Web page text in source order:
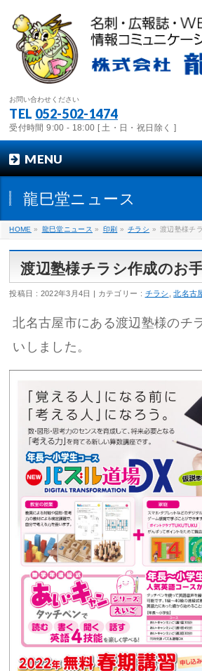
お問い合わせください
TEL 052-502-1474
受付時間 9:00 - 18:00 [ 土・日・祝日除く ]
MENU
龍巳堂ニュース
HOME » 龍巳堂ニュース » 印刷 » チラシ » 渡辺塾様チ
渡辺塾様チラシ作成のお
投稿日 : 2022年3月4日 カテゴリー : チラシ ,北名古
北名古屋市にある渡辺塾様のチ
いしました。